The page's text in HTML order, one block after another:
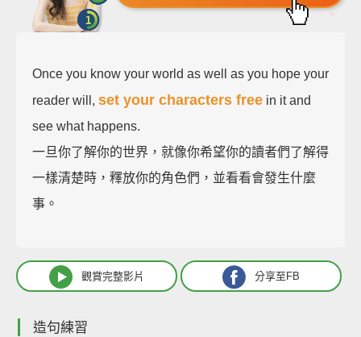
Once you know your world as well as you hope your
reader will, set your characters free in it and
see what happens.
一旦你了解你的世界，就像你希望你的讀者們了解得
一樣清楚時，釋放你的角色們，並看看會發生什麼
事。
觀賞完整影片 分享至FB
造句練習